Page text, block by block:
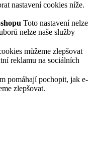
nastavení cookies níže.
Toto nastavení nelze
nelze naše služby
můžeme zlepšovat
reklamu na sociálních
pomáhají pochopit, jak e-
zlepšovat.